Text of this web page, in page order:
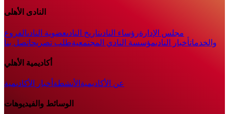
النادى الأهلى
مجلس الإدارةرؤساء النادىتاريخ النادىعضوية النادىالفروع
والخدماتأخبار الناديمؤسسة النادي المجتمعيةطلب تصريحاتصل بنا
أكاديمية الأهلي
عن الأكاديمية الأنشطة أخبار الأكاديمية
الوسائط والفيديوهات